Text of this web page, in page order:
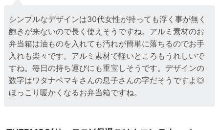
シンプルなデザインは30代女性が持っても浮く事が無く
飽きが来ないので長く使えそうですね。アルミ素材のお
弁当箱は油ものを入れても汚れが簡単に落ちるのでお手
入れも楽々です。アルミ素材で軽いところもうれしいで
すね。毎日の持ち運びにも重宝しそうです。デザインの
数字はワタナベマキさんの息子さんの字だそうですよ◎
ほっこり暖かくなるお弁当箱ですね。